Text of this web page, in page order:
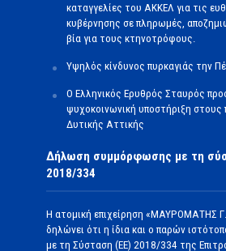
καταγγελίες του ΑΚΚΕΛ για τις
κυβέρνησης σε πληρωμές,
βία για τους κτηνοτρόφους.
Υψηλός κίνδυνος πυρκαγιάς την
Ο Ελληνικός Ερυθρός Σταυρός
ψυχοκοινωνική υποστήριξη
Δυτικής Αττικής
Δήλωση συμμόρφωσης με τη
2018/334
Η ατομική επιχείρηση «ΜΑΥΡΟΜΑΤΗΣ
δηλώνει ότι η ίδια και ο παρών
με τη Σύσταση (ΕΕ) 2018/334 της